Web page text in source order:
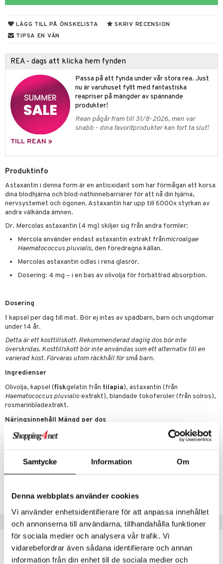
Samtycke Information Om
Denna webbplats använder cookies
Vi använder enhetsidentifierare för att anpassa innehållet
och annonserna till användarna, tillhandahålla funktioner
för sociala medier och analysera vår trafik. Vi
vidarebefordrar även sådana identifierare och annan
information från din enhet till de sociala medier och
LÄGG TILL PÅ ÖNSKELISTA
SKRIV RECENSION
TIPSA EN VÄN
REA - dags att klicka hem fynden
Passa på att fynda under vår stora rea. Just
nu är varuhuset fyllt med fantastiska
reapriser på mängder av spännande
produkter!
Rean pågår fram till 31/8-2026, men var
snabb - dina favoritprodukter kan fort ta slut!
TILL REAN »
Produktinfo
Astaxantin i denna form är en antioxidant som har förmågan att korsa
dina blodhjärna och blod-näthinnebarriärer för att nå din hjärna,
nervsystemet och ögonen. Astaxantin har upp till 6000x styrkan av
andra välkända ämnen.
Dr. Mercolas astaxantin (4 mg) skiljer sig från andra formler:
Mercola använder endast astaxantin extrakt frånmicroalgae
Haematococcus pluvialis, den föredragna källan.
Mercolas astaxantin odlas i rena glasrör.
Dosering: 4 mg – i en bas av olivolja för förbättrad absorption.
Dosering
1 kapsel per dag till mat. Bör ej intas av spädbarn, barn och ungdomar
under 14 år.
Detta är ett kosttillskott. Rekommenderad daglig dos bör inte
överskridas. Kosttillskott bör inte användas som ett alternativ till en
varierad kost. Förvaras utom räckhåll för små barn.
Ingredienser
Olivolja, kapsel (fiskgelatin från tilapia), astaxantin (från
Haematococcus pluvialis-extrakt), blandade tokoferoler (från solros),
rosmarinbladextrakt.
Näringsinnehåll Mängd per dos
Astaxantin
4 mg
HDMA4-DZ-30
Populära produkter
kampanj -15% kampanj -25%
& nötter
& buljong
fot
dusch & tvål
oljor
utan sol
K
svar